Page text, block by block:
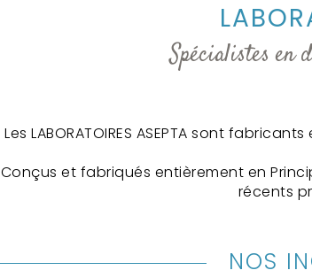
Spécialistes en
Les LABORATOIRES ASEPTA sont
Conçus et fabriqués entièrement en
récents
NOS